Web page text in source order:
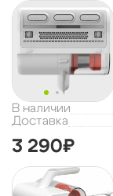
3 290₽
В наличии
Доставка